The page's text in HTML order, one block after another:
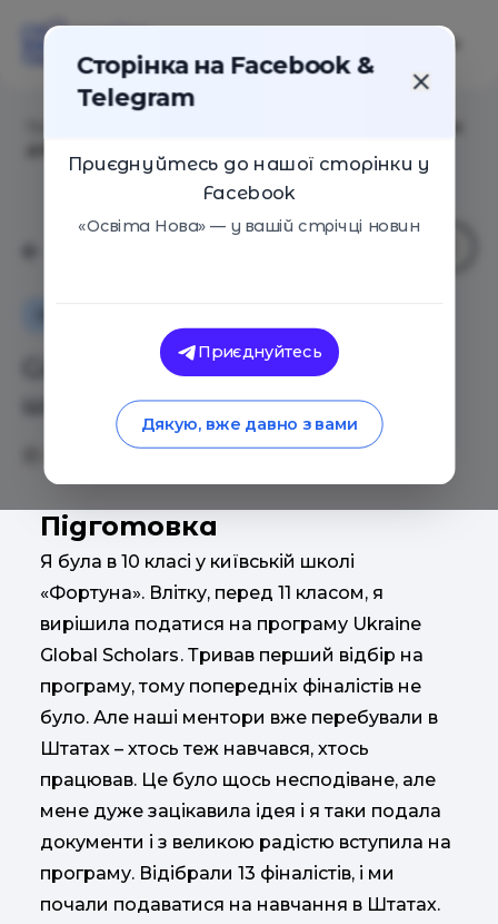
Girls only: як навчатися в
школі для дівчат у США
3237 0
Підготовка
Я була в 10 класі у київській школі
«Фортуна». Влітку, перед 11 класом, я
вирішила податися на програму Ukraine
Global Scholars. Тривав перший відбір на
програму, тому попередніх фіналістів не
було. Але наші ментори вже перебували в
Штатах – хтось теж навчався, хтось
працював. Це було щось несподіване, але
мене дуже зацікавила ідея і я таки подала
документи і з великою радістю вступила на
програму. Відібрали 13 фіналістів, і ми
почали подаватися на навчання в Штатах.
Сторінка на Facebook &
Telegram
Приєднуйтесь до нашої сторінки у
Facebook
«Освіта Нова» — у вашій стрічці новин
Приєднуйтесь
Дякую, вже давно з вами